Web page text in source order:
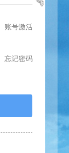
账号激活
忘记密码